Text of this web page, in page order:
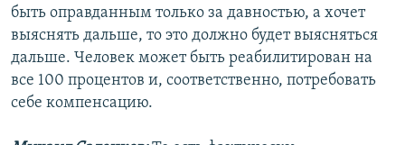
быть оправданным только за давностью, а хочет
выяснять дальше, то это должно будет выясняться
дальше. Человек может быть реабилитирован на
все 100 процентов и, соответственно, потребовать
себе компенсацию.